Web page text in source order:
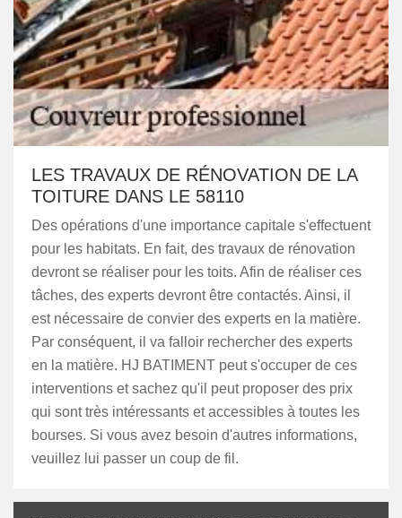
LES TRAVAUX DE RÉNOVATION DE LA
TOITURE DANS LE 58110
Des opérations d'une importance capitale s'effectuent
pour les habitats. En fait, des travaux de rénovation
devront se réaliser pour les toits. Afin de réaliser ces
tâches, des experts devront être contactés. Ainsi, il
est nécessaire de convier des experts en la matière.
Par conséquent, il va falloir rechercher des experts
en la matière. HJ BATIMENT peut s'occuper de ces
interventions et sachez qu'il peut proposer des prix
qui sont très intéressants et accessibles à toutes les
bourses. Si vous avez besoin d'autres informations,
veuillez lui passer un coup de fil.